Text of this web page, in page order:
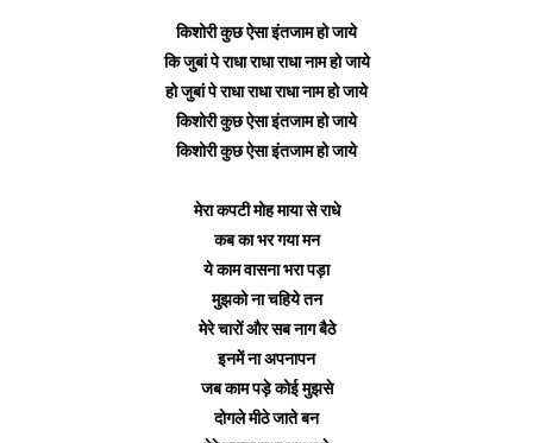
किशोरी कुछ ऐसा इंतजाम हो जाये
कि जुबां पे राधा राधा राधा नाम हो जाये
हो जुबां पे राधा राधा राधा नाम हो जाये
किशोरी कुछ ऐसा इंतजाम हो जाये
किशोरी कुछ ऐसा इंतजाम हो जाये
मेरा कपटी मोह माया से राधे
कब का भर गया मन
ये काम वासना भरा पड़ा
मुझको ना चहिये तन
मेरे चारों और सब नाग बैठे
इनमें ना अपनापन
जब काम पड़े कोई मुझसे
दोगले मीठे जाते बन